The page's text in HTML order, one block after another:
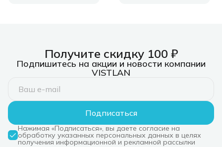
Получите скидку 100 ₽
Подпишитесь на акции и новости компании
VISTLAN
Подписаться
Нажимая «Подписаться», вы даете согласие на
обработку указанных персональных данных в целях
получения информационной и рекламной рассылки